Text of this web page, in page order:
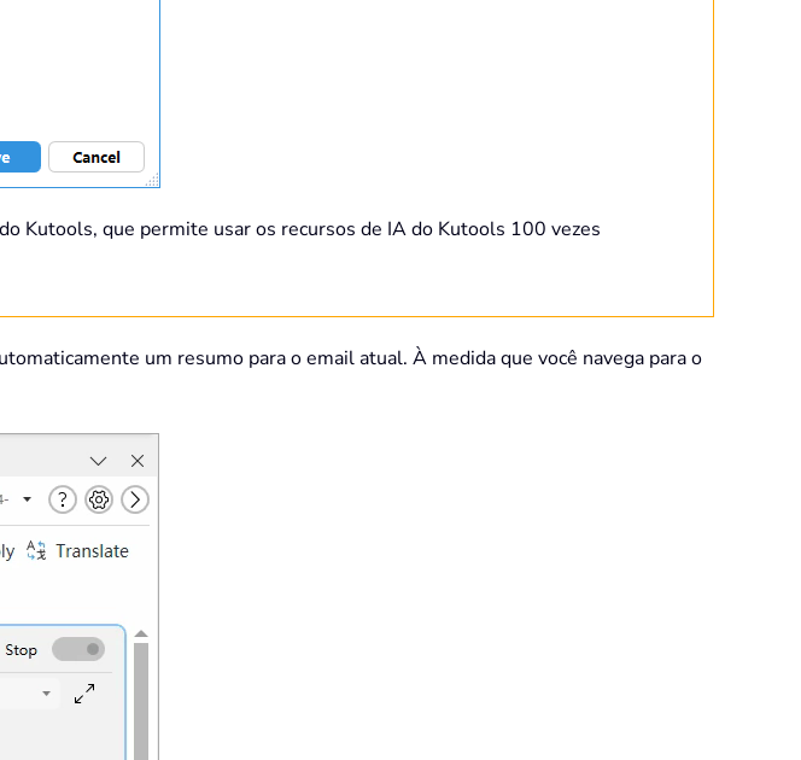
Kutools, que permite usar os recursos de IA do Kutools 100 vezes
um resumo para o email atual. À medida que você navega para o